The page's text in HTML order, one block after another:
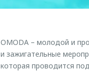
OMODA – молодой и
и зажигательные
которая проводится